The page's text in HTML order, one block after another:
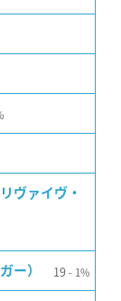
ヴァイヴ・
ー） 19 1%